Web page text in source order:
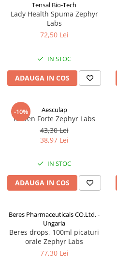
Tensal Bio-Tech
Lady Health Spuma Zephyr
Labs
72,50 Lei
IN STOC
ADAUGA IN COS
-10% Aesculap
Bioven Forte Zephyr Labs
43,30 Lei
38,97 Lei
IN STOC
ADAUGA IN COS
Beres Pharmaceuticals CO.Ltd. -
Ungaria
Beres drops, 100ml picaturi
orale Zephyr Labs
77,30 Lei